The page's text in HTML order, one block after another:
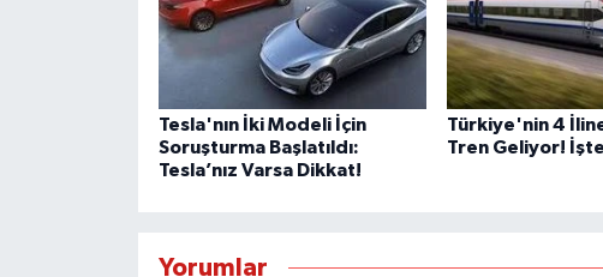
Tesla'nın İki Modeli İçin
Soruşturma Başlatıldı:
Tesla’nız Varsa Dikkat!
Türkiye'nin 4 İline
Tren Geliyor!
Yorumlar